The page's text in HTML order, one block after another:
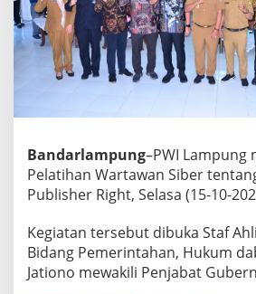
l
t
i
a
r
t
w
a
n
S
Bandarlampung–PWI Lampung
Pelatihan Wartawan Siber
Publisher Right, Selasa (15-10-
Kegiatan tersebut dibuka Staf
Bidang Pemerintahan, Hukum
Jationo mewakili Penjabat